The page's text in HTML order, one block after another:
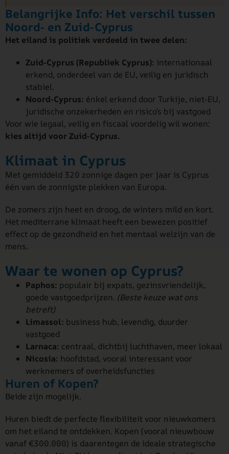
Belangrijke Info: Het verschil tussen
Noord- en Zuid-Cyprus
Het eiland is politiek verdeeld in twee delen:
Zuid-Cyprus (Republiek Cyprus): internationaal
erkend, onderdeel van de EU, veilig en juridisch
stabiel.
Noord-Cyprus: énkel erkend door Turkije, niet-EU,
juridische onzekerheden en risico’s bij vastgoed
Voor wie legaal, veilig en fiscaal voordelig wil wonen:
kies altijd voor Zuid-Cyprus.
Klimaat in Cyprus
Met gemiddeld 320 zonnige dagen per jaar is Cyprus
één van de zonnigste plekken van Europa.
De zomers zijn heet en droog, de winters mild en kort.
Het mediterrane klimaat heeft een bewezen positief
effect op de gezondheid en het mentaal welzijn van de
mens.
Waar te wonen op Cyprus?
Paphos: populair bij expats, gezinsvriendelijk,
goede vastgoedprijzen. (Beste keuze wat ons
betreft)
Limassol: business hub, levendig, duurder
vastgoed
Larnaca: centraal, dichtbij luchthaven, meer lokaal
Nicosia: hoofdstad, vooral interessant voor
werknemers of overheidsfuncties
Huren of Kopen?
Beide zijn mogelijk.
Huren biedt de perfecte flexibiliteit voor nieuwkomers
om het eiland te ontdekken. Kopen (vooral nieuwbouw
vanaf €300.000) is daarentegen de ideale strategische